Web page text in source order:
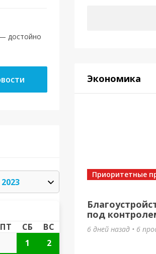
достойно
ПТ СБ
ВС
1
2
Экономика
под
Приоритетные
6 дней назад • 6